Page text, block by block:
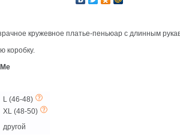
кружевное платье-пеньюар с длинным
коробку.
L (46-48)
XL (48-50)
другой